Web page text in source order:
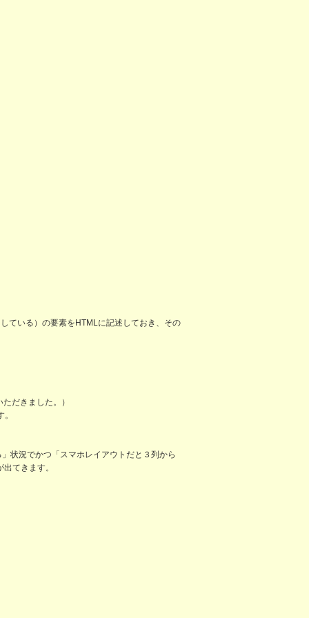
ている）の要素をHTMLに記述しておき、その
だきました。）
状況でかつ「スマホレイアウトだと３列から
てきます。